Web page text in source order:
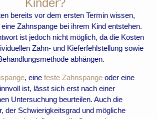
Kinder?
bereits vor dem ersten Termin wissen,
Zahnspange bei ihrem Kind entstehen.
ist jedoch nicht möglich, da die Kosten
Zahn- und Kieferfehlstellung sowie
abhängen.
, eine feste Zahnspange oder eine
ist, lässt sich erst nach einer
Untersuchung beurteilen. Auch die
der Schwierigkeitsgrad und mögliche